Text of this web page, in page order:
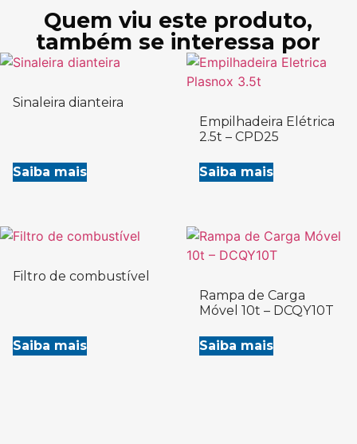
Quem viu este produto,
também se interessa por
Sinaleira dianteira
Saiba mais
Empilhadeira Elétrica
2.5t – CPD25
Saiba mais
Filtro de combustível
Saiba mais
Rampa de Carga
Móvel 10t – DCQY10T
Saiba mais